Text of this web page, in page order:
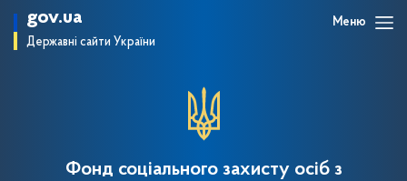
gov.ua
Державні сайти України
Меню
Фонд соціального захисту осіб з